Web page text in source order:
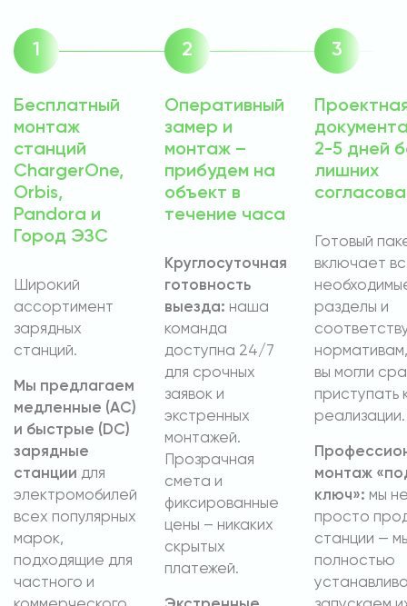
Бесплатный
монтаж
станций
ChargerOne,
Orbis,
Pandora и
Город ЭЗС
Широкий
ассортимент
зарядных
станций.
Мы предлагаем
медленные (AC)
и быстрые (DC)
зарядные
станции для
электромобилей
всех популярных
марок,
подходящие для
частного и
Оперативный
замер и
монтаж –
прибудем на
объект в
течение часа
Круглосуточная
готовность
выезда: наша
команда
доступна 24/7
для срочных
заявок и
экстренных
монтажей.
Прозрачная
смета и
фиксированные
цены – никаких
скрытых
платежей.
2-5 дней
лишних
Готовый
включает
разделы и
вы могли
приступать
реализации.
монтаж
ключ»: мы
просто
станции —
полностью